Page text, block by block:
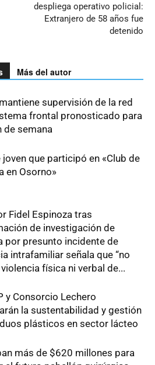
despliega operativo policial:
Extranjero de 58 años fue
detenido
Más del autor
supervisión de la red
frontal pronosticado para
de semana
joven que participó en «Club de
en Osorno»
Fidel Espinoza tras
de investigación de
por presunto incidente de
intrafamiliar señala que “no
física ni verbal de...
y Consorcio Lechero
la sustentabilidad y gestión
plásticos en sector lácteo
más de $620 millones para